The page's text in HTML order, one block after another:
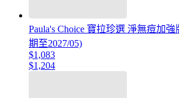
Paula's Choice 寶拉珍選 淨無痘加
期至2027/05)
$1,083
$1,204